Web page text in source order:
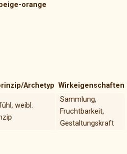
orange
Archetyp Wirkeigenschaften
weibl.
Sammlung,
Fruchtbarkeit,
Gestaltungskraft